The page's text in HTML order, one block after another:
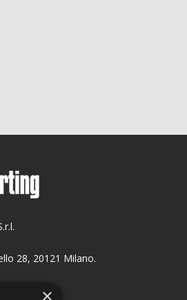
28, 20121 Milano.